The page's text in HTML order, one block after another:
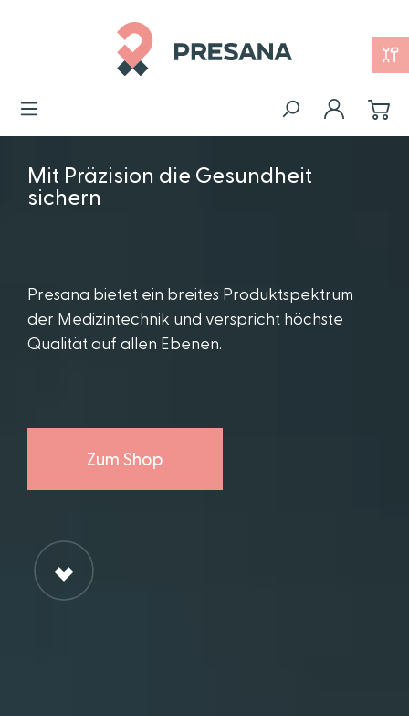
Mit Präzision die Gesundheit
sichern
Presana bietet ein breites Produktspektrum
der Medizintechnik und verspricht höchste
Qualität auf allen Ebenen.
Zum Shop